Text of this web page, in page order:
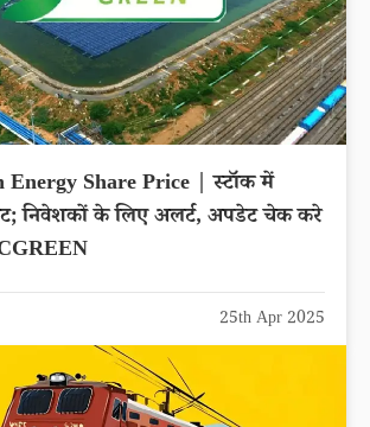
Energy Share Price | स्टॉक में
निवेशकों के लिए अलर्ट, अपडेट चेक करे
25th Apr 2025